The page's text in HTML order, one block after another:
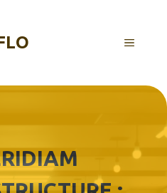
MENU